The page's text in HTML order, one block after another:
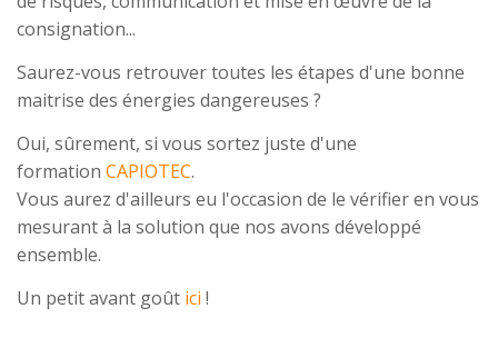
consignation...
Saurez-vous retrouver toutes les étapes d'une bonne
maitrise des énergies dangereuses ?
Oui, sûrement, si vous sortez juste d'une
formation CAPIOTEC.
Vous aurez d'ailleurs eu l'occasion de le vérifier en vous
mesurant à la solution que nos avons développé
ensemble.
Un petit avant goût ici !